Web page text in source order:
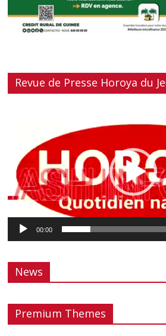
Revue de Presse Horoya du
00:00
News
Premium Themes